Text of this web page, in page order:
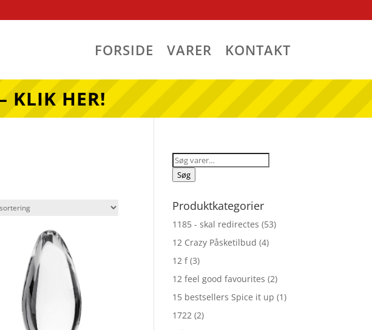
FORSIDE VARER KONTAKT
KLIK HER!
Søg
efter:
Søg
Produktkategorier
1185 - skal redirectes (53)
12 Crazy Påsketilbud (4)
12 f (3)
12 feel good favourites (2)
15 bestsellers Spice it up (1)
1722 (2)